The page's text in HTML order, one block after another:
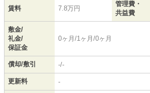
賃料 7.8万円
管理費・
共益費
敷金/
礼金/
保証金
0ヶ月/1ヶ月/0ヶ月
償却/敷引 -/-
更新料 -